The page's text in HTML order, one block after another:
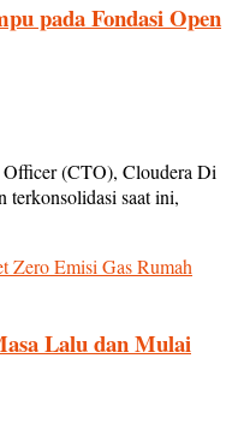
pada Fondasi Open
(CTO), Cloudera Di
terkonsolidasi saat ini,
Lalu dan Mulai